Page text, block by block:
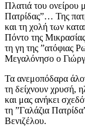
Πλατιά του ονείρου
Πατρίδας”… Της
και τη χολή των
Πόντο της
τη γη της ”ατόφιας
Μεγαλόνησο ο
Τα ανεμοπόδαρα
τη δείχνουν χρυσή,
και μας ανήκει
τη ”Γαλάζια
Βενιζέλου.